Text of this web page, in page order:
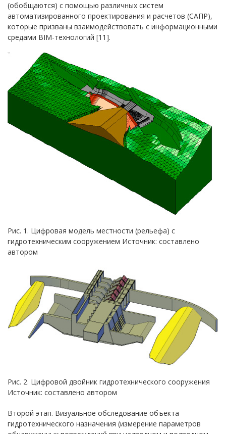
(обобщаются) с помощью различных систем
автоматизированного проектирования и расчетов (САПР),
которые призваны взаимодействовать с информационными
средами BIM-технологий [11].
Рис. 1. Цифровая модель местности (рельефа) с
гидротехническим сооружением Источник: составлено
автором
Рис. 2. Цифровой двойник гидротехнического сооружения
Источник: составлено автором
Второй этап. Визуальное обследование объекта
гидротехнического назначения (измерение параметров